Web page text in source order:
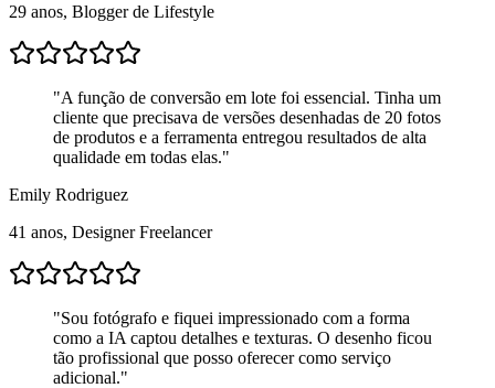
29 anos, Blogger de Lifestyle
"A função de conversão em lote foi essencial. Tinha um
cliente que precisava de versões desenhadas de 20 fotos
de produtos e a ferramenta entregou resultados de alta
qualidade em todas elas."
Emily Rodriguez
41 anos, Designer Freelancer
"Sou fotógrafo e fiquei impressionado com a forma
como a IA captou detalhes e texturas. O desenho ficou
tão profissional que posso oferecer como serviço
adicional."